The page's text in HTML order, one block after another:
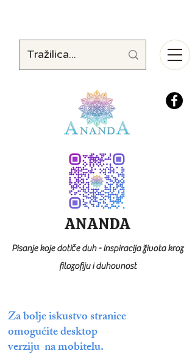
Za bolje iskustvo stranice
omogućite desktop
verziju na mobitelu.
ANANDA
Pisanje koje dotiče duh - Inspiracija života kroz
filozofiju i duhovnost